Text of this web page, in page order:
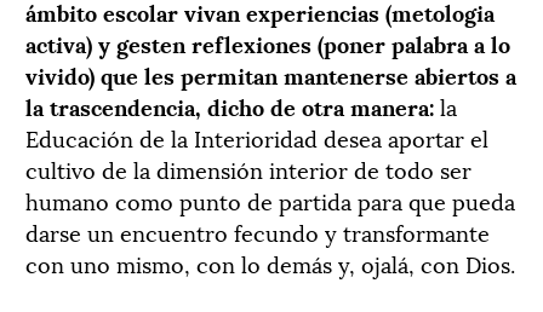
ámbito escolar vivan experiencias (metologia
activa) y gesten reflexiones (poner palabra a lo
vivido) que les permitan mantenerse abiertos a
la trascendencia, dicho de otra manera:la
Educación de la Interioridad desea aportar el
cultivo de la dimensión interior de todo ser
humano como punto de partida para que pueda
darse un encuentro fecundo y transformante
con uno mismo, con lo demás y, ojalá, con Dios.